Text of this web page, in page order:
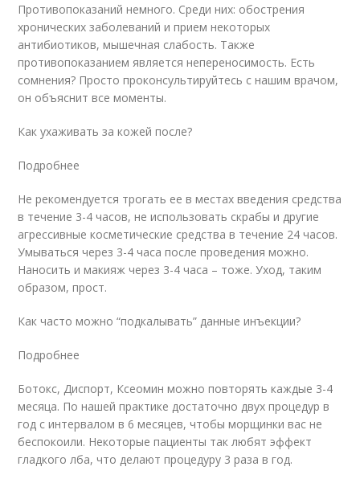
Противопоказаний немного. Среди них: обострения
хронических заболеваний и прием некоторых
антибиотиков, мышечная слабость. Также
противопоказанием является непереносимость. Есть
сомнения? Просто проконсультируйтесь с нашим врачом,
он объяснит все моменты.
Как ухаживать за кожей после?
Подробнее
Не рекомендуется трогать ее в местах введения средства
в течение 3-4 часов, не использовать скрабы и другие
агрессивные косметические средства в течение 24 часов.
Умываться через 3-4 часа после проведения можно.
Наносить и макияж через 3-4 часа – тоже. Уход, таким
образом, прост.
Как часто можно “подкалывать” данные инъекции?
Подробнее
Ботокс, Диспорт, Ксеомин можно повторять каждые 3-4
месяца. По нашей практике достаточно двух процедур в
год с интервалом в 6 месяцев, чтобы морщинки вас не
беспокоили. Некоторые пациенты так любят эффект
гладкого лба, что делают процедуру 3 раза в год.